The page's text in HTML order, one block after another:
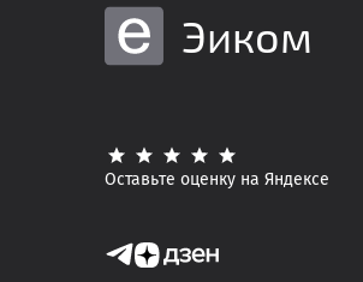
Эиком
Оставьте оценку на Яндексе